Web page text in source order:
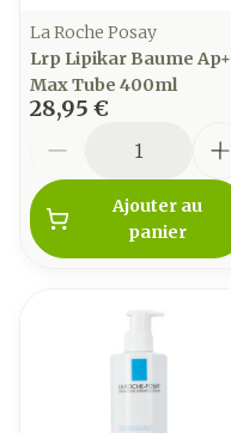
La Roche Posay
Lrp Lipikar Baume Ap+
Max Tube 400ml
28,95 €
Ajouter au
panier